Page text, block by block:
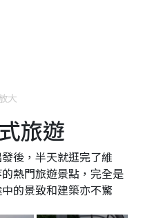
大
旅遊
後，半天就逛完了維
熱門旅遊景點，完全是
的景致和建築亦不驚